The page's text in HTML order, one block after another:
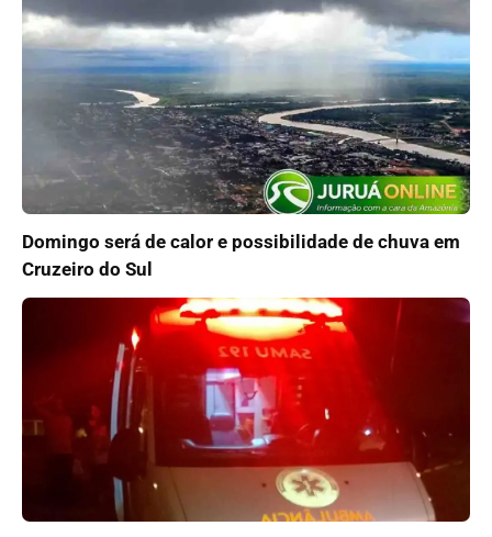
Domingo será de calor e possibilidade de chuva em
Cruzeiro do Sul